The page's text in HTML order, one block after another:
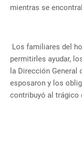
mientras se
Los familiares del
permitirles ayudar,
la Dirección
esposaron y los
contribuyó al trágico